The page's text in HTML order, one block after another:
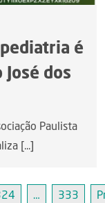
é
dos
Paulista
[...]
… 333